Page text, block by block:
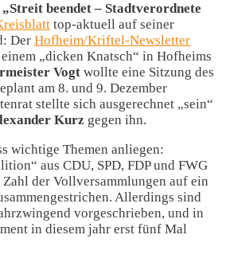
„Streit beendet – Stadtverordnete
top-aktuell auf seiner
Der Hofheim/Kriftel-Newsletter
„dicken Knatsch“ in Hofheims
Vogt wollte eine Sitzung des
am 8. und 9. Dezember
stellte sich ausgerechnet „sein“
Kurz gegen ihn.
wichtige Themen anliegen:
aus CDU, SPD, FDP und FWG
der Vollversammlungen auf ein
Allerdings sind
vorgeschrieben, und in
in diesem jahr erst fünf Mal